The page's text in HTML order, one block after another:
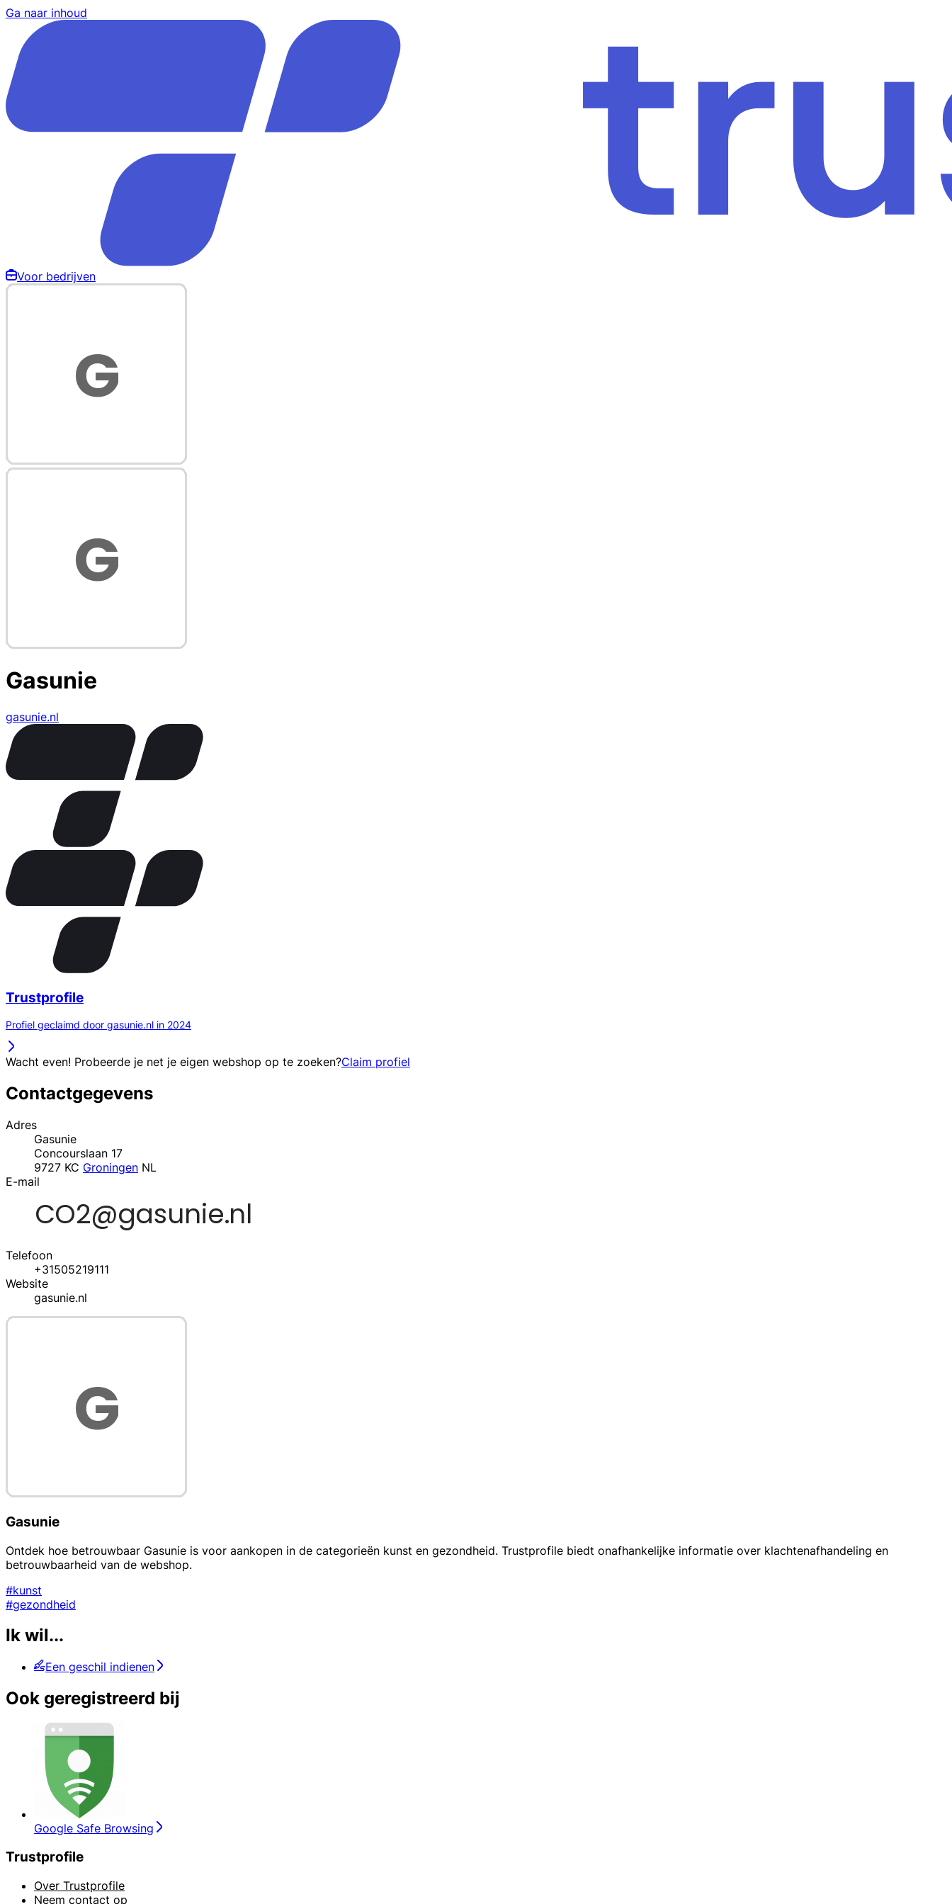
Ga naar inhoud
Voor bedrijven
Gasunie
gasunie.nl
Trustprofile
Profiel geclaimd door gasunie.nl in 2024
Wacht even! Probeerde je net je eigen webshop op te zoeken?Claim profiel
Contactgegevens
Adres
Gasunie
Concourslaan 17
9727 KC Groningen NL
E-mail
Telefoon
+31505219111
Website
gasunie.nl
Gasunie
Ontdek hoe betrouwbaar Gasunie is voor aankopen in de categorieën kunst en gezondheid. Trustprofile biedt onafhankelijke informatie over klachtenafhandeling en
betrouwbaarheid van de webshop.
#kunst
#gezondheid
Ik wil...
Een geschil indienen
Ook geregistreerd bij
Google Safe Browsing
Trustprofile
Over Trustprofile
Neem contact op